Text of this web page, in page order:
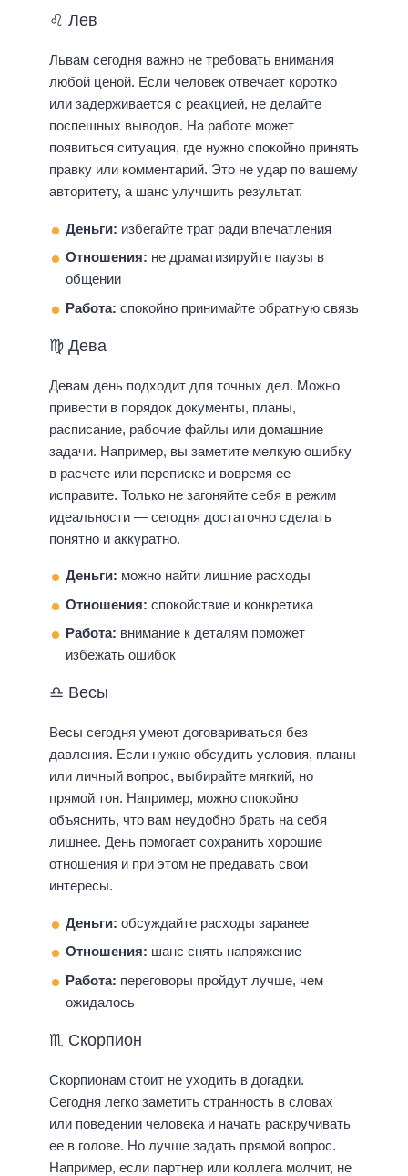
♌ Лев
Львам сегодня важно не требовать внимания
любой ценой. Если человек отвечает коротко
или задерживается с реакцией, не делайте
поспешных выводов. На работе может
появиться ситуация, где нужно спокойно принять
правку или комментарий. Это не удар по вашему
авторитету, а шанс улучшить результат.
Деньги: избегайте трат ради впечатления
Отношения: не драматизируйте паузы в
общении
Работа: спокойно принимайте обратную связь
♍ Дева
Девам день подходит для точных дел. Можно
привести в порядок документы, планы,
расписание, рабочие файлы или домашние
задачи. Например, вы заметите мелкую ошибку
в расчете или переписке и вовремя ее
исправите. Только не загоняйте себя в режим
идеальности — сегодня достаточно сделать
понятно и аккуратно.
Деньги: можно найти лишние расходы
Отношения: спокойствие и конкретика
Работа: внимание к деталям поможет
избежать ошибок
♎ Весы
Весы сегодня умеют договариваться без
давления. Если нужно обсудить условия, планы
или личный вопрос, выбирайте мягкий, но
прямой тон. Например, можно спокойно
объяснить, что вам неудобно брать на себя
лишнее. День помогает сохранить хорошие
отношения и при этом не предавать свои
интересы.
Деньги: обсуждайте расходы заранее
Отношения: шанс снять напряжение
Работа: переговоры пройдут лучше, чем
ожидалось
♏ Скорпион
Скорпионам стоит не уходить в догадки.
Сегодня легко заметить странность в словах
или поведении человека и начать раскручивать
ее в голове. Но лучше задать прямой вопрос.
Например, если партнер или коллега молчит, не